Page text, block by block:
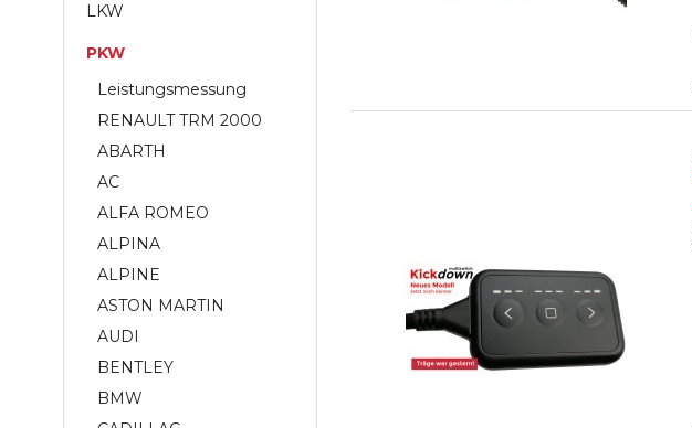
LKW
PKW
Leistungsmessung
RENAULT TRM 2000
ABARTH
AC
ALFA ROMEO
ALPINA
ALPINE
ASTON MARTIN
AUDI
BENTLEY
BMW